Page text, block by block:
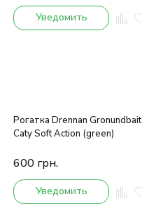
Уведомить
Рогатка Drennan Gronundbait
Caty Soft Action (green)
600 грн.
Уведомить